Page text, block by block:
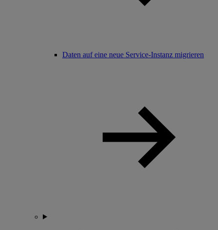
Daten auf eine neue Service-Instanz migrieren